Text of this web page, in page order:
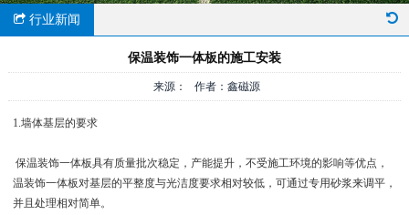
行业新闻
保温装饰一体板的施工安装
来源： 作者：鑫磁源
1.墙体基层的要求
保温装饰一体板具有质量批次稳定，产能提升，不受施工环境的影响等优点，
温装饰一体板对基层的平整度与光洁度要求相对较低，可通过专用砂浆来调平，
并且处理相对简单。